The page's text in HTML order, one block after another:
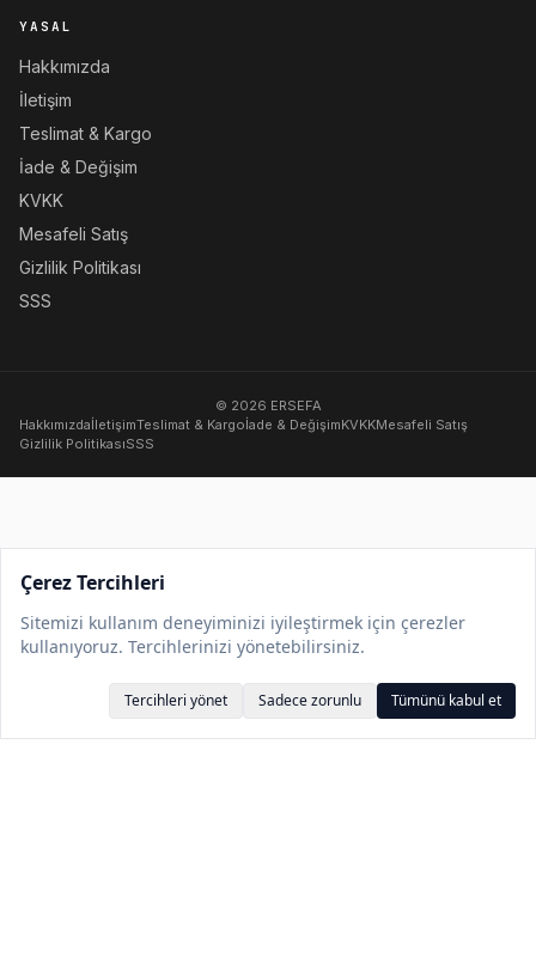
YASAL
Hakkımızda
İletişim
Teslimat & Kargo
İade & Değişim
KVKK
Mesafeli Satış
Gizlilik Politikası
SSS
© 2026 ERSEFA
HakkımızdaİletişimTeslimat & Kargoİade & DeğişimKVKKMesafeli Satış
Gizlilik PolitikasıSSS
Çerez Tercihleri
Sitemizi kullanım deneyiminizi iyileştirmek için çerezler
kullanıyoruz. Tercihlerinizi yönetebilirsiniz.
Tercihleri yönet Sadece zorunlu Tümünü kabul et